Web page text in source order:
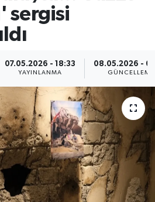
sergisi
07.05.2026 - 18:33
YAYINLANMA
08.05.2026 -
GÜNCELLEME